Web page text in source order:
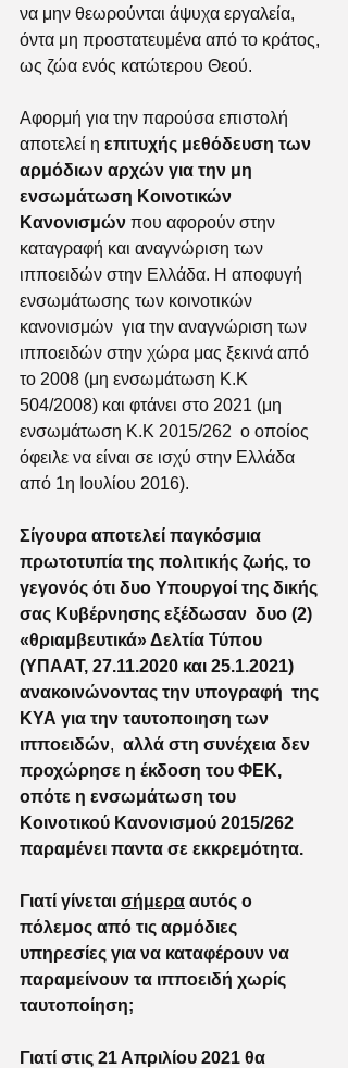
να μην θεωρούνται άψυχα εργαλεία,
όντα μη προστατευμένα από το κράτος,
ως ζώα ενός κατώτερου Θεού.
Αφορμή για την παρούσα επιστολή
αποτελεί η επιτυχής μεθόδευση των
αρμόδιων αρχών για την μη
ενσωμάτωση Κοινοτικών
Κανονισμών που αφορούν στην
καταγραφή και αναγνώριση των
ιπποειδών στην Ελλάδα. Η αποφυγή
ενσωμάτωσης των κοινοτικών
κανονισμών  για την αναγνώριση των
ιπποειδών στην χώρα μας ξεκινά από
το 2008 (μη ενσωμάτωση Κ.Κ
504/2008) και φτάνει στο 2021 (μη
ενσωμάτωση Κ.Κ 2015/262  ο οποίος
όφειλε να είναι σε ισχύ στην Ελλάδα
από 1η Ιουλίου 2016).
Σίγουρα αποτελεί παγκόσμια
πρωτοτυπία της πολιτικής ζωής, το
γεγονός ότι δυο Υπουργοί της δικής
σας Κυβέρνησης εξέδωσαν  δυο (2)
«θριαμβευτικά» Δελτία Τύπου
(ΥΠΑΑΤ, 27.11.2020 και 25.1.2021)
ανακοινώνοντας την υπογραφή  της
ΚΥΑ για την ταυτοποιηση των
ιπποειδών, αλλά στη συνέχεια δεν
προχώρησε η έκδοση του ΦΕΚ,
οπότε η ενσωμάτωση του
Κοινοτικού Κανονισμού 2015/262
παραμένει παντα σε εκκρεμότητα.
Γιατί γίνεται σήμερα αυτός ο
πόλεμος από τις αρμόδιες
υπηρεσίες για να καταφέρουν να
παραμείνουν τα ιπποειδή χωρίς
ταυτοποίηση;
Γιατί στις 21 Απριλίου 2021 θα